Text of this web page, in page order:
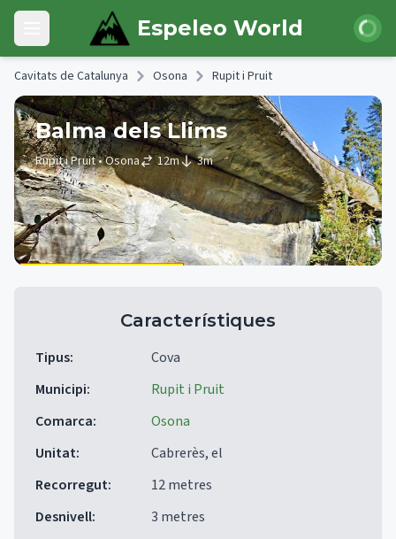
Skip to main content
Open main menu Espeleo World Iniciar
Cavitats de Catalunya Osona Rupit i Pruit
Balma dels Llims
Rupit i Pruit• Osona 12m 3m
Característiques
Tipus:
Cova
Municipi:
Rupit i Pruit
Comarca:
Osona
Unitat:
Cabrerès, el
Recorregut:
12 metres
Desnivell:
3 metres